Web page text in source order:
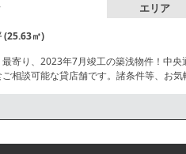
エリア
(25.63㎡)
寄り、2023年7月竣工の築浅物件！中
相談可能な貸店舗です。諸条件等、お気